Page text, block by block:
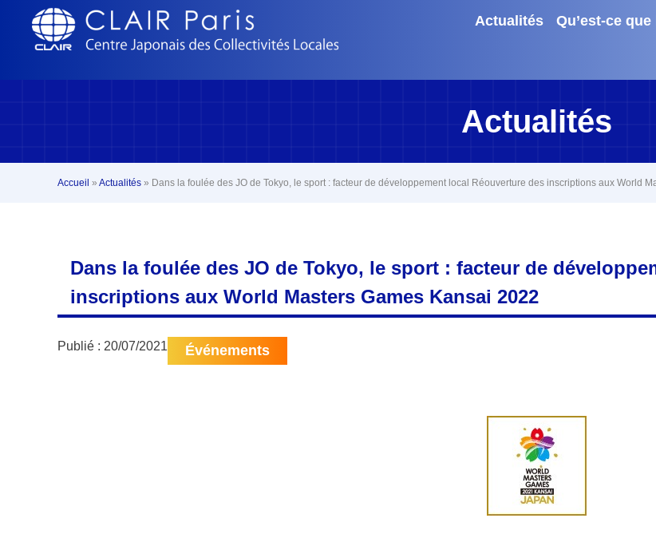
Actualités Qu’est-ce
Actualités
Accueil » Actualités » Dans la foulée des JO de Tokyo, le sport : facteur de développement local Réouverture des inscriptions aux World
Dans la foulée des JO de Tokyo, le sport : facteur de
inscriptions aux World Masters Games Kansai 2022
Publié : 20/07/2021 Événements